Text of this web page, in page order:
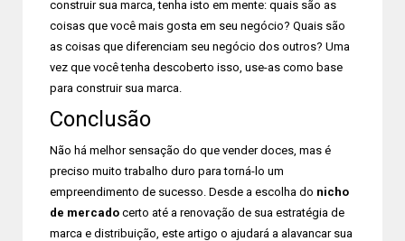
construir sua marca, tenha isto em mente: quais são as
coisas que você mais gosta em seu negócio? Quais são
as coisas que diferenciam seu negócio dos outros? Uma
vez que você tenha descoberto isso, use-as como base
para construir sua marca.
Conclusão
Não há melhor sensação do que vender doces, mas é
preciso muito trabalho duro para torná-lo um
empreendimento de sucesso. Desde a escolha do nicho
de mercado certo até a renovação de sua estratégia de
marca e distribuição, este artigo o ajudará a alavancar sua